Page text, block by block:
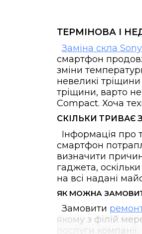
ТЕРМІНОВА І
Заміна скла
смартфон
зміни
невеликі
тріщини, варто
Compact. Хоча
СКІЛЬКИ ТРИВАЄ
Інформація про
смартфон
визначити
гаджета,
на всі надані
ЯК МОЖНА ЗАМОВИТИ
Замовити
якому з філій
послуги